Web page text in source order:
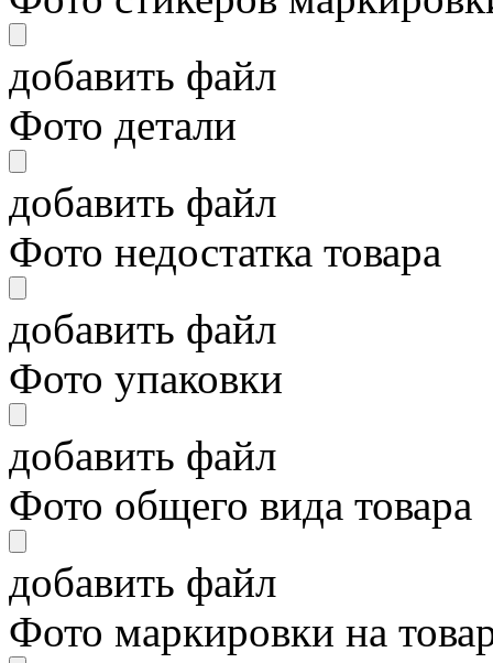
добавить файл
Фото детали
добавить файл
Фото недостатка товара
добавить файл
Фото упаковки
добавить файл
Фото общего вида товара
добавить файл
Фото маркировки на